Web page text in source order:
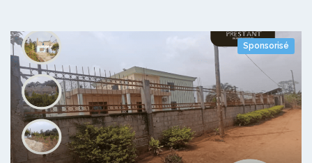
Sponsorisé
Terrain A vendre Awaïe Escalier
Awaïe Escalier
970